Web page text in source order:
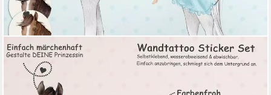
SUNNYWALL
Wandtattoo Prinzessin Mädchen auf Pferd, Wandaufkleber
Kinderzimmer, Pferde, selbstklebend, rückstandslos entfernbar
54,95 €